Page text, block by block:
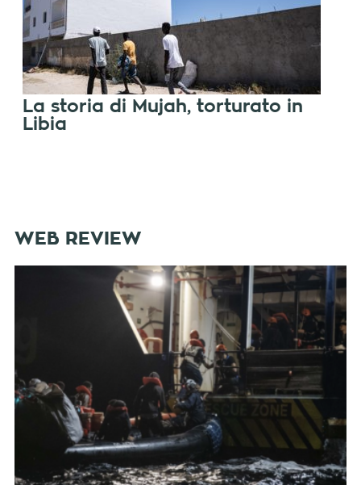
La storia di Mujah, torturato in
Libia
WEB REVIEW